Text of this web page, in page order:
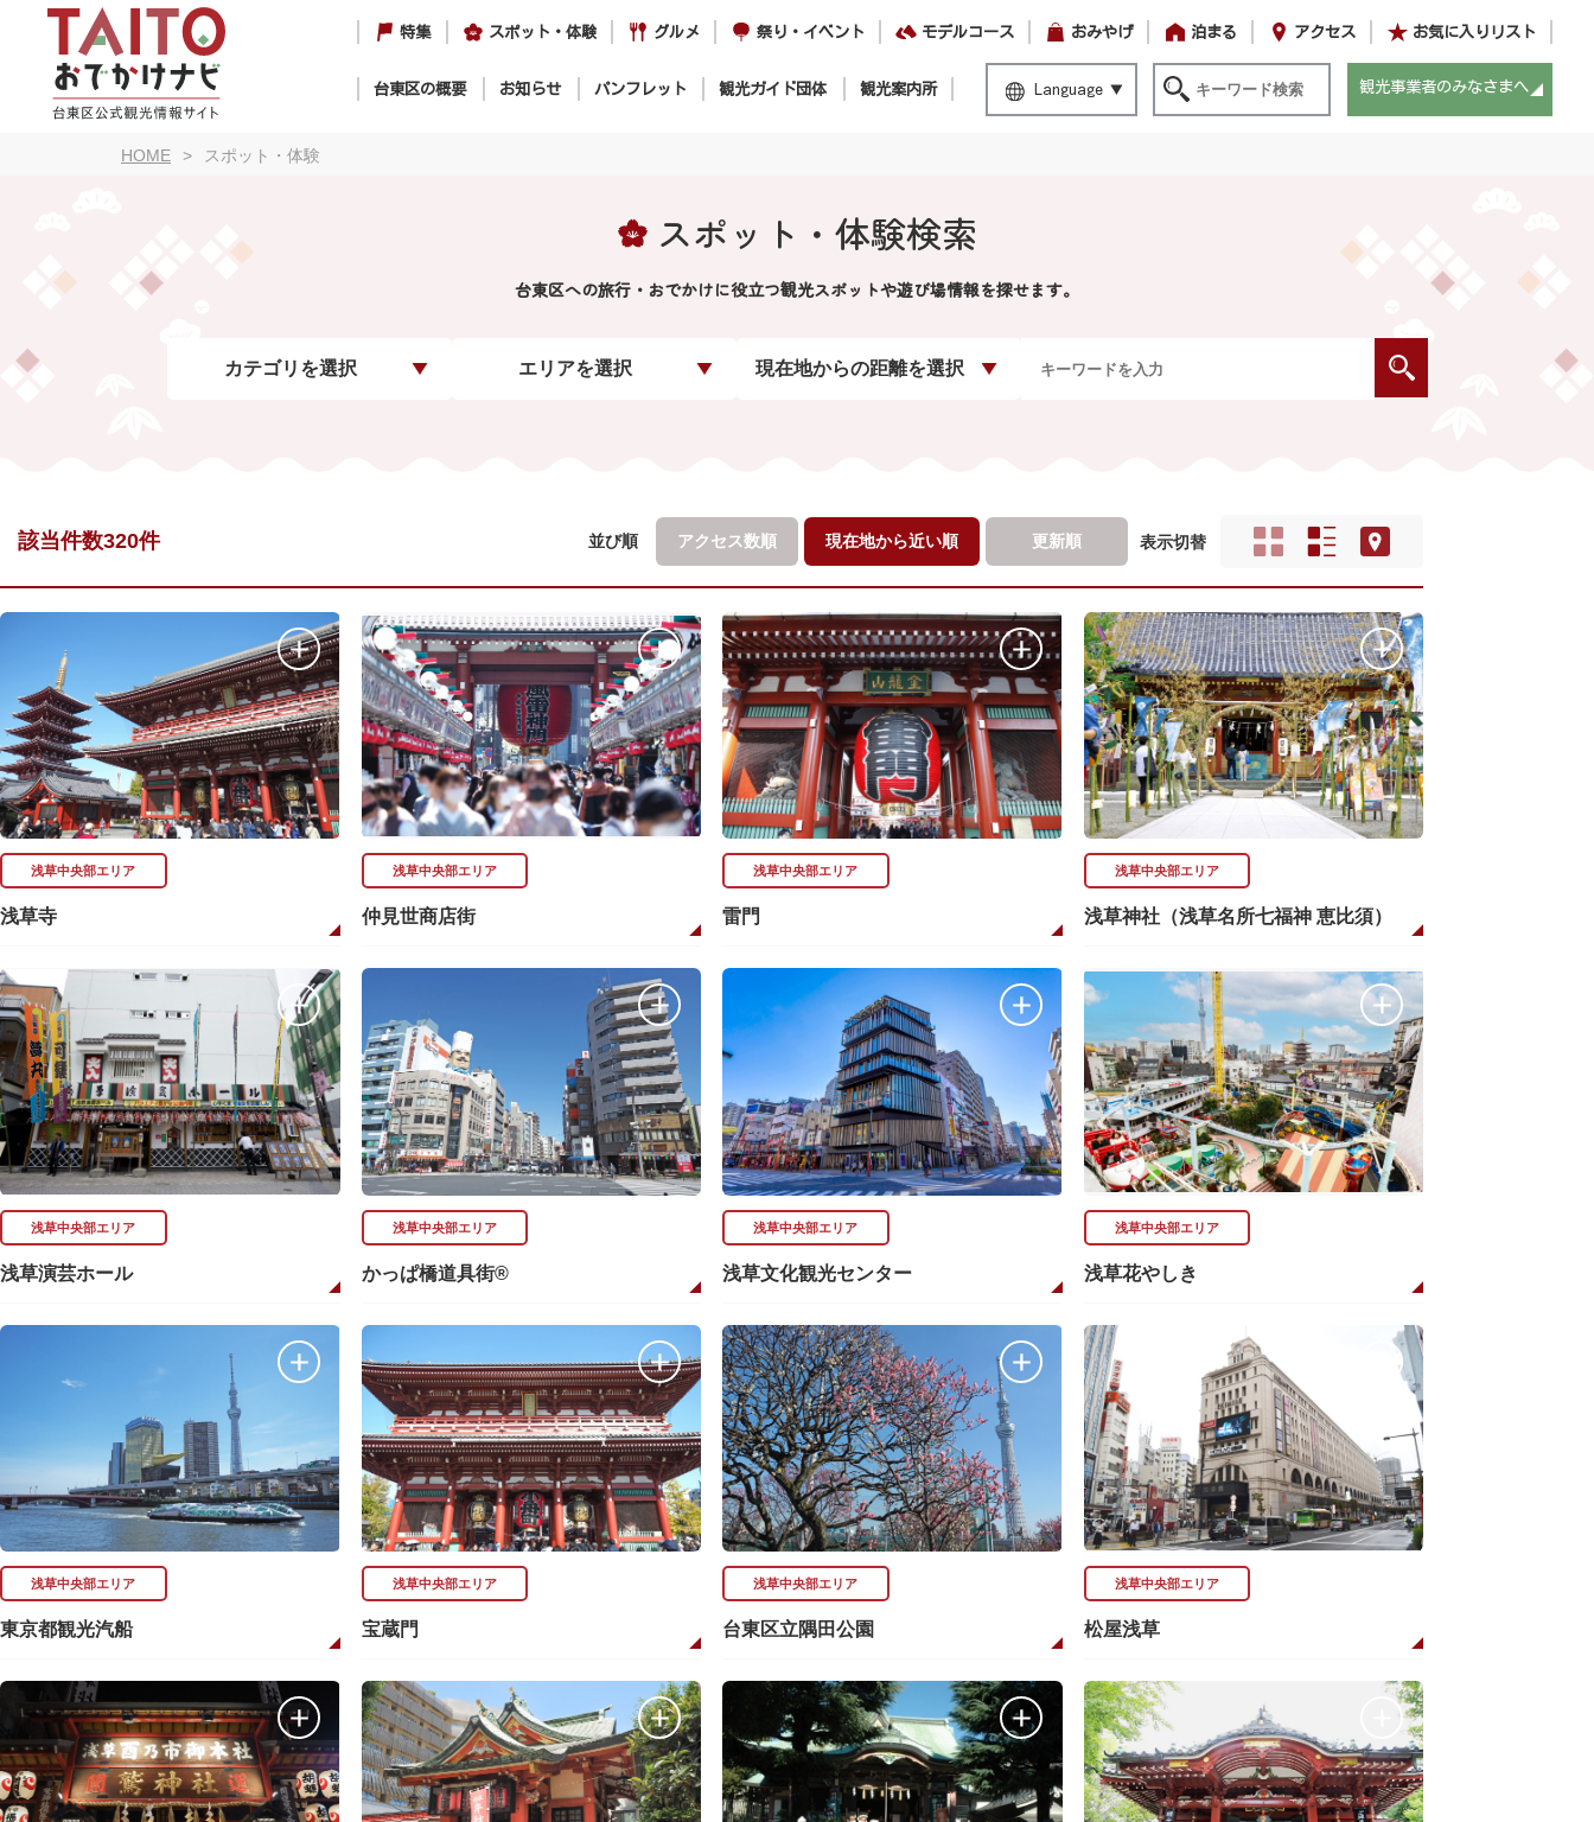
特集 スポット・体験 グルメ 祭り・イベント モデルコース おみやげ 泊まる アクセス お気に入りリスト
台東区の概要 お知らせ パンフレット 観光ガイド団体 観光案内所 Language 観光事業者のみなさまへ
HOME スポット・体験
スポット・体験検索
台東区への旅行・おでかけに役立つ観光スポットや遊び場情報を探せます。
カテゴリを選択 エリアを選択 現在地からの距離を選択
該当件数320件 並び順 アクセス数順 現在地から近い順 更新順 表示切替
浅草中央部エリア
浅草寺
浅草中央部エリア
仲見世商店街
浅草中央部エリア
雷門
浅草中央部エリア
浅草神社（浅草名所七福神 恵比須）
浅草中央部エリア
浅草演芸ホール
浅草中央部エリア
かっぱ橋道具街®
浅草中央部エリア
浅草文化観光センター
浅草中央部エリア
浅草花やしき
浅草中央部エリア
東京都観光汽船
浅草中央部エリア
宝蔵門
浅草中央部エリア
台東区立隅田公園
浅草中央部エリア
松屋浅草